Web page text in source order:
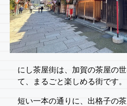
にし茶屋街は、加賀の茶屋の
て、まるごと楽しめる街です。
短い一本の通りに、出格子の